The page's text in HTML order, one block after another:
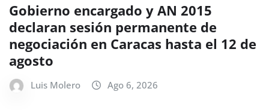
Gobierno encargado y AN 2015
declaran sesión permanente de
negociación en Caracas hasta el 12 de
agosto
Luis Molero Ago 6, 2026